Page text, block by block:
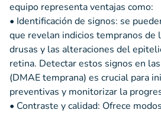
equipo representa ventajas como:
• Identificación de signos: se
que revelan indicios tempranos de
drusas y las alteraciones del
retina. Detectar estos signos en
(DMAE temprana) es crucial para
preventivas y monitorizar la
• Contraste y calidad: Ofrece